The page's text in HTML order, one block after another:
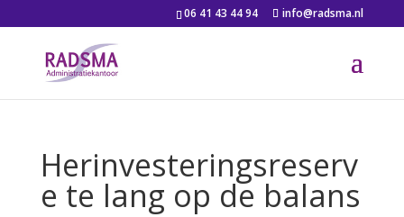
06 41 43 44 94 info@radsma.nl
Herinvesteringsreserv
e te lang op de balans